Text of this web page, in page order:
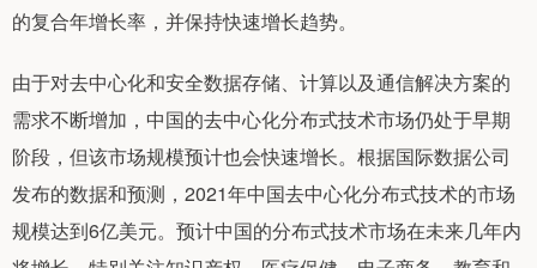
的复合年增长率，并保持快速增长趋势。
由于对去中心化和安全数据存储、计算以及通信解决方案的
需求不断增加，中国的去中心化分布式技术市场仍处于早期
阶段，但该市场规模预计也会快速增长。根据国际数据公司
发布的数据和预测，2021年中国去中心化分布式技术的市场
规模达到6亿美元。预计中国的分布式技术市场在未来几年内